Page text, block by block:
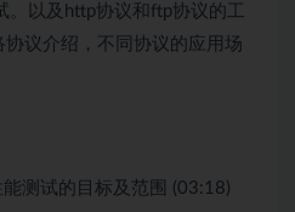
。以及http协议和ftp协议的工
议介绍，不同协议的应用场
测试的目标及范围 (03:18)